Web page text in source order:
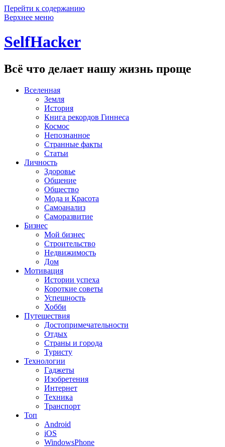
Перейти к содержанию
Верхнее меню
SelfHacker
Всё что делает нашу жизнь проще
Вселенная
Земля
История
Книга рекордов Гиннеса
Космос
Непознанное
Странные факты
Статьи
Личность
Здоровье
Общение
Общество
Мода и Красота
Самоанализ
Саморазвитие
Бизнес
Мой бизнес
Строительство
Недвижимость
Дом
Мотивация
Истории успеха
Короткие советы
Успешность
Хобби
Путешествия
Достопримечательности
Отдых
Страны и города
Туристу
Технологии
Гаджеты
Изобретения
Интернет
Техника
Транспорт
Топ
Android
iOS
WindowsPhone